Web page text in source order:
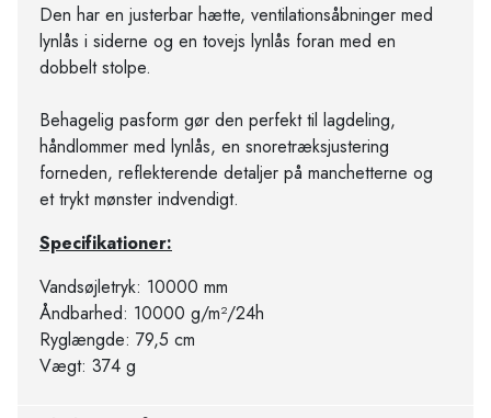
Den har en justerbar hætte, ventilationsåbninger med
lynlås i siderne og en tovejs lynlås foran med en
dobbelt stolpe.
Behagelig pasform gør den perfekt til lagdeling,
håndlommer med lynlås, en snoretræksjustering
forneden, reflekterende detaljer på manchetterne og
et trykt mønster indvendigt.
Specifikationer:
Vandsøjletryk: 10000 mm
Åndbarhed: 10000 g/m²/24h
Ryglængde: 79,5 cm
Vægt: 374 g